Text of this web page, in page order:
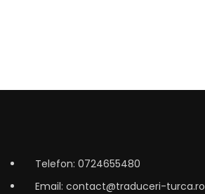
Telefon: 0724655480
Email: contact@traduceri-turca.ro